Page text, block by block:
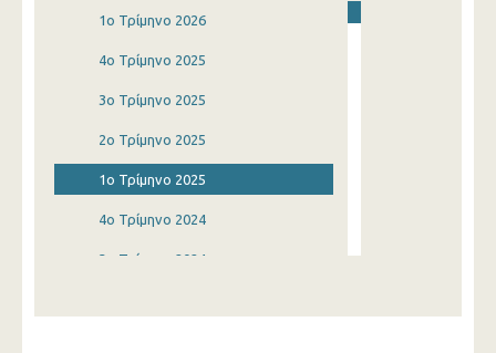
1o Τρίμηνο 2026
4o Τρίμηνο 2025
3o Τρίμηνο 2025
2o Τρίμηνο 2025
1o Τρίμηνο 2025
4o Τρίμηνο 2024
3o Τρίμηνο 2024